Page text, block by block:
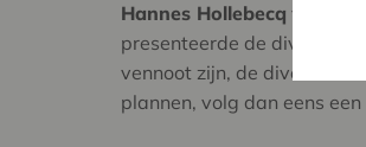
Hannes Hollebecq van
presenteerde de diversiteit
vennoot zijn, de diverse
plannen, volg dan eens